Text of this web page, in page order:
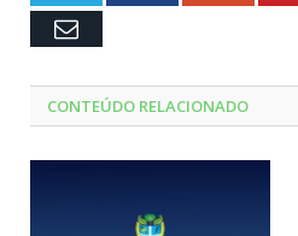
Email
CONTEÚDO RELACIONADO